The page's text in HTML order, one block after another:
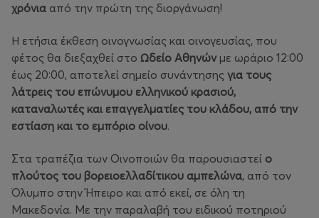
χρόνια από την πρώτη της διοργάνωση!
Η ετήσια έκθεση οινογνωσίας και οινογευσίας, που
φέτος θα διεξαχθεί στο Ωδείο Αθηνώνμε ωράριο 12:00
έως 20:00, αποτελεί σημείο συνάντησης για τους
λάτρεις του επώνυμου ελληνικού κρασιού,
καταναλωτές και επαγγελματίες του κλάδου, από την
εστίαση και το εμπόριο οίνου.
Στα τραπέζια των Οινοποιών θα παρουσιαστεί ο
πλούτος του βορειοελλαδίτικου αμπελώνα, από τον
Όλυμπο στην Ήπειρο και από εκεί, σε όλη τη
Μακεδονία. Με την παραλαβή του ειδικού ποτηριού